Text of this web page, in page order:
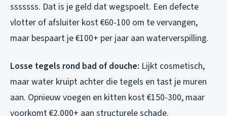
sssssss. Dat is je geld dat wegspoelt. Een defecte
vlotter of afsluiter kost €60-100 om te vervangen,
maar bespaart je €100+ per jaar aan waterverspilling.
Losse tegels rond bad of douche: Lijkt cosmetisch,
maar water kruipt achter die tegels en tast je muren
aan. Opnieuw voegen en kitten kost €150-300, maar
voorkomt €2.000+ aan structurele schade.